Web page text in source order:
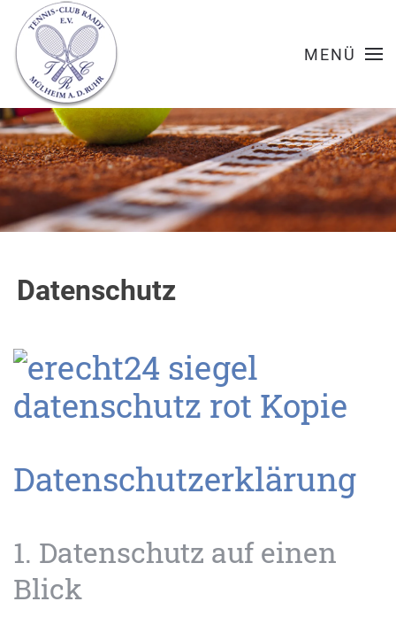
MENÜ
Datenschutz
Datenschutzerklärung
1. Datenschutz auf einen
Blick